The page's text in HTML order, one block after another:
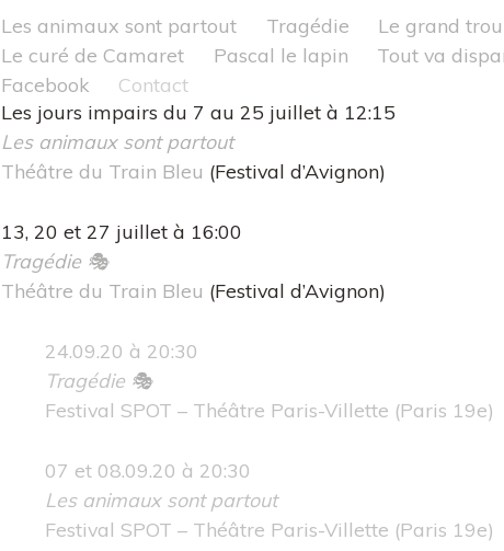
Skip
to
content
Les animaux sont partout Tragédie Le grand trou
Le curé de Camaret
Pascal le lapin Tout va
Facebook
Contact
Les jours impairs du 7 au 25 juillet à 12:15
Les animaux sont partout
Théâtre du Train Bleu (Festival d’Avignon)
13, 20 et 27 juillet à 16:00
Tragédie 🎭
Théâtre du Train Bleu (Festival d’Avignon)
24.09.20 à 20:30
Tragédie 🎭
Festival SPOT – Théâtre Paris-Villette (Paris 19e)
07 et 08.09.20 à 20:30
Les animaux sont partout
Festival SPOT – Théâtre Paris-Villette (Paris 19e)